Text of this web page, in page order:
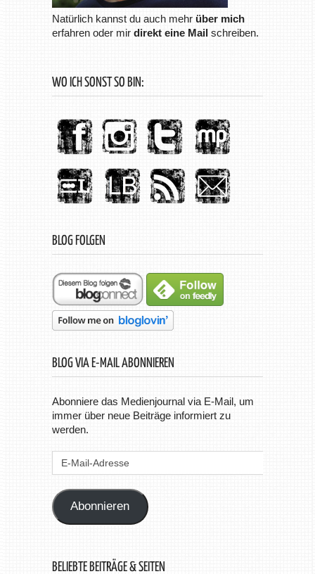
Natürlich kannst du auch mehr über mich
erfahren oder mir direkt eine Mailschreiben.
WO ICH SONST SO BIN:
BLOG FOLGEN
BLOG VIA E-MAIL ABONNIEREN
Abonniere das Medienjournal via E-Mail, um
immer über neue Beiträge informiert zu
werden.
Abonnieren
BELIEBTE BEITRÄGE & SEITEN